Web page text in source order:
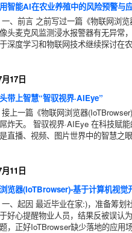
智能AI在农业养殖中的风险预警与
、前言 之前写过一篇《物联网浏
头麦克风监测浸水报警器有无异常
深度学习和物联网技术继续探讨在
17日
带上智慧“智驭视界·AIEye”
上一篇《物联网浏览器
炸天。 智驭视界·AIEye 在科技赋
直播、视频、图片世界中的智慧之
11日
览器(IoTBrowser)-基于计算机视觉
、起因 最近毕业在家:)，准备筹划
好心提醒物业人员，结果反被误认
，正好IoTBrowser缺少落地的应用